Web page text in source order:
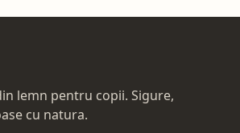
lemn pentru copii. Sigure,
cu natura.